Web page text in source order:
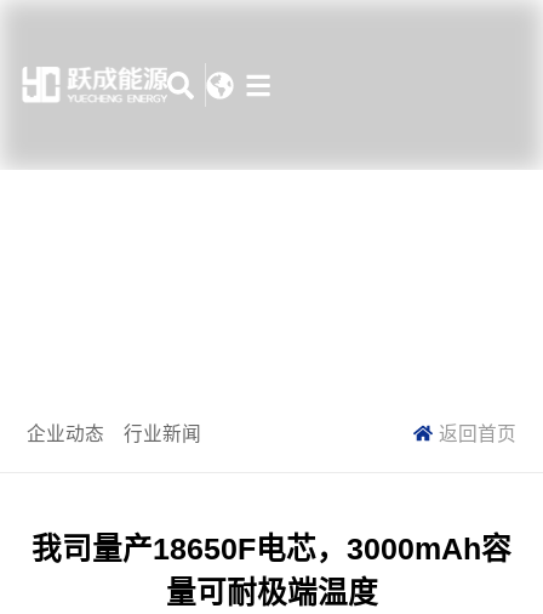
企业动态 行业新闻 返回首页
我司量产18650F电芯，3000mAh容
量可耐极端温度